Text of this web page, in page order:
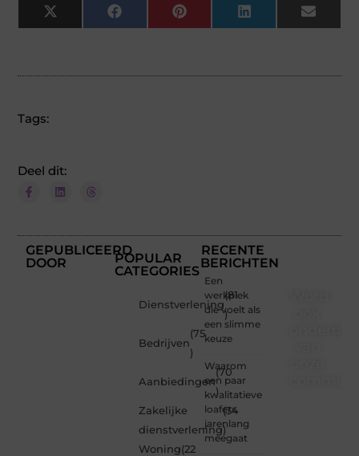
X
(Twitter)
Facebook Pinterest LinkedIn Email
Tags:
Deel dit:
GEPUBLICEERD
DOOR
POPULAR
CATEGORIES
Dienstverlening
(81
)
Bedrijven
(75
)
Aanbiedingen
(70
)
Zakelijke
dienstverlening
(34
)
Woning(22
RECENTE
BERICHTEN
Een
werkplek
die voelt als
een slimme
keuze
Waarom
een paar
kwalitatieve
loafers
jarenlang
meegaat